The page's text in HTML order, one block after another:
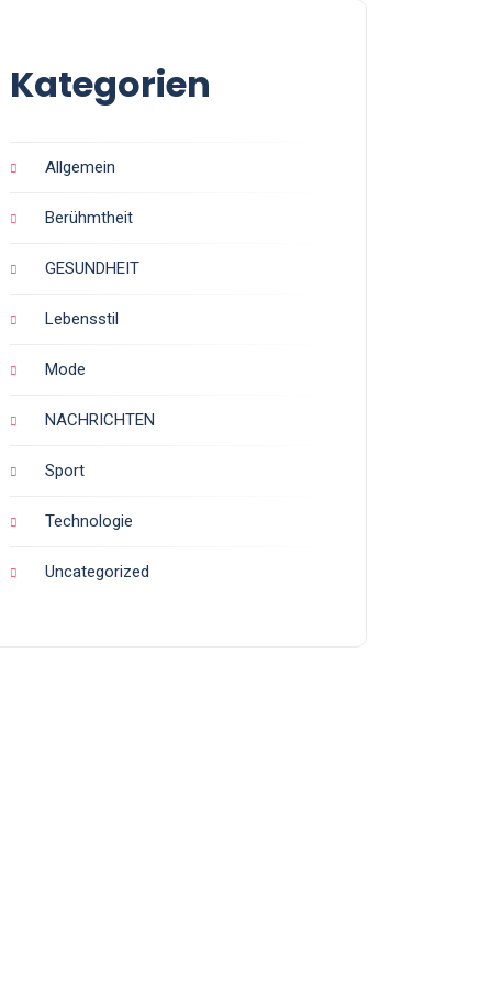
Kategorien
Allgemein
Berühmtheit
GESUNDHEIT
Lebensstil
Mode
NACHRICHTEN
Sport
Technologie
Uncategorized